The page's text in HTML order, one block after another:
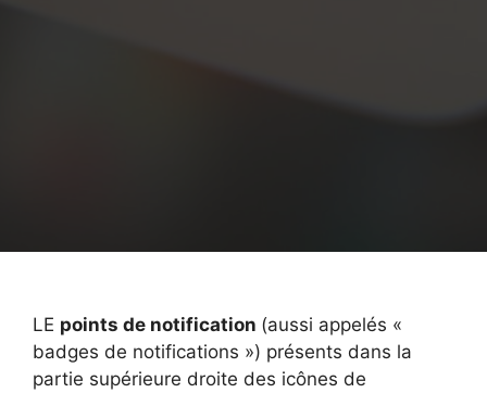
LE points de notification (aussi appelés «
badges de notifications ») présents dans la
partie supérieure droite des icônes de